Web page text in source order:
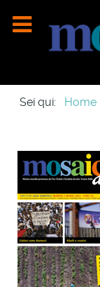
Sei qui: Home